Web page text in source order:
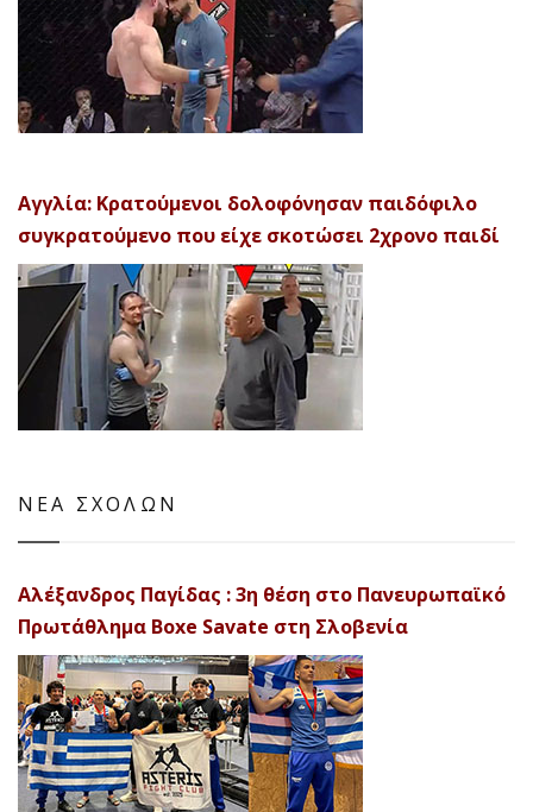
Αγγλία: Κρατούμενοι δολοφόνησαν παιδόφιλο
συγκρατούμενο που είχε σκοτώσει 2χρονο παιδί
ΝΕΑ ΣΧΟΛΩΝ
Αλέξανδρος Παγίδας : 3η θέση στο Πανευρωπαϊκό
Πρωτάθλημα Boxe Savate στη Σλοβενία